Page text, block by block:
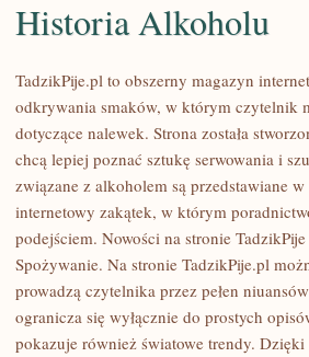
HISTORIA
ALKOHOLU
Historia Alkoholu
TadzikPije.pl to obszerny magazyn
odkrywania smaków, w którym czytelnik
dotyczące nalewek. Strona została
chcą lepiej poznać sztukę serwowania i
związane z alkoholem są przedstawiane
internetowy zakątek, w którym
podejściem. Nowości na stronie
Spożywanie. Na stronie TadzikPije.pl
prowadzą czytelnika przez pełen
ogranicza się wyłącznie do prostych
pokazuje również światowe trendy.